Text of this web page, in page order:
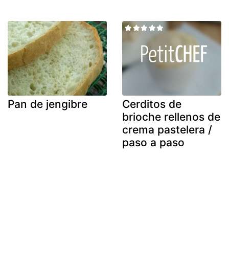
Pan de jengibre
Cerditos de
brioche rellenos de
crema pastelera /
paso a paso